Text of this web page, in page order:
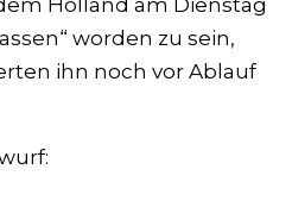
Holland am Dienstag
worden zu sein,
ihn noch vor Ablauf